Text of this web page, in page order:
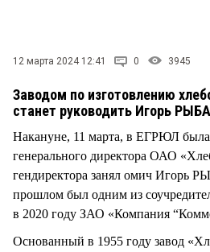
12 марта 2024 12:41 0 3945
Заводом по изготовлению
станет руководить Игорь
Накануне, 11 марта, в ЕГРЮЛ была
генерального директора ОАО
гендиректора занял омич Игорь
прошлом был одним из
в 2020 году ЗАО «Компания
Основанный в 1955 году завод